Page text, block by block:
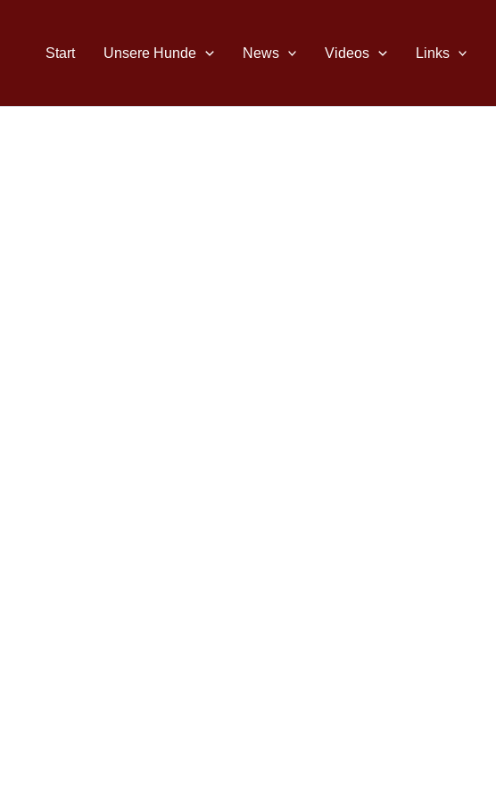
springenStart Unsere Hunde News Videos Links